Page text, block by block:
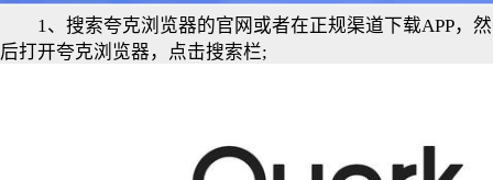
1、搜索夸克浏览器的官网或者在正规渠道下载APP，然
后打开夸克浏览器，点击搜索栏;